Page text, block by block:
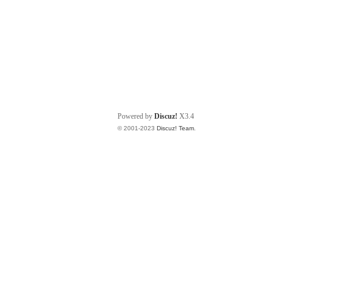
Powered by Discuz! X3.4
© 2001-2023 Discuz! Team